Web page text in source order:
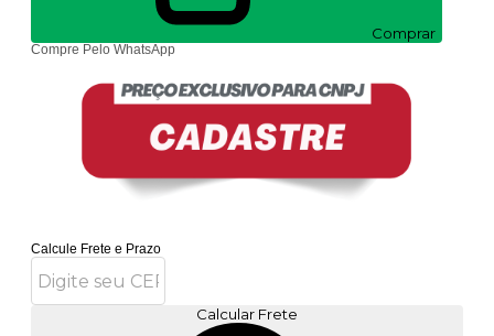
Comprar
Compre Pelo WhatsApp
Calcule Frete e Prazo
Calcular Frete